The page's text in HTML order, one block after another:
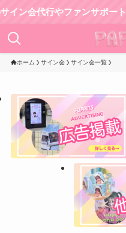
行やファンサポートはパッ
ホーム サイン会 サイン会一覧